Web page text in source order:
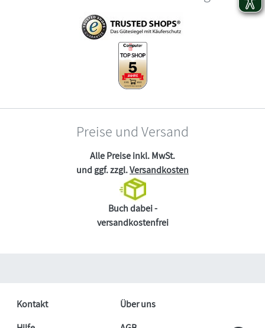
Preise und Versand
Alle Preise inkl. MwSt.
und ggf. zzgl.Versandkosten
Buch dabei -
versandkostenfrei
Kontakt
Über uns